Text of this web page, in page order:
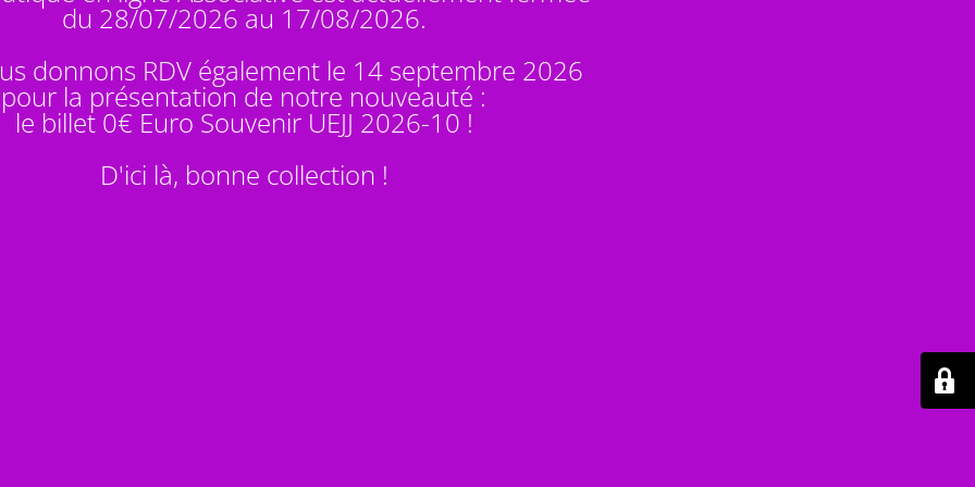
du 28/07/2026 au 17/08/2026.
donnons RDV également le 14 septembre 2026
pour la présentation de notre nouveauté :
le billet 0€ Euro Souvenir UEJJ 2026-10 !
D'ici là, bonne collection !